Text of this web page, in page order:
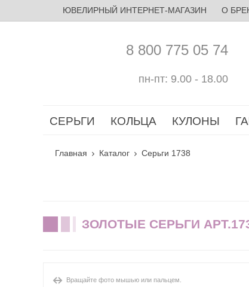
ЮВЕЛИРНЫЙ ИНТЕРНЕТ-МАГАЗИН О
8 800 775 05 74
пн-пт: 9.00 - 18.00
СЕРЬГИ КОЛЬЦА КУЛОНЫ
Главная Каталог Серьги 1738
ЗОЛОТЫЕ СЕРЬГИ
Вращайте фото мышью или пальцем.